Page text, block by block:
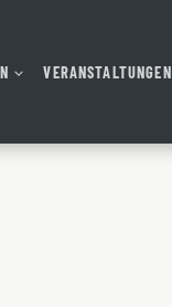
VERANSTALTUNGEN